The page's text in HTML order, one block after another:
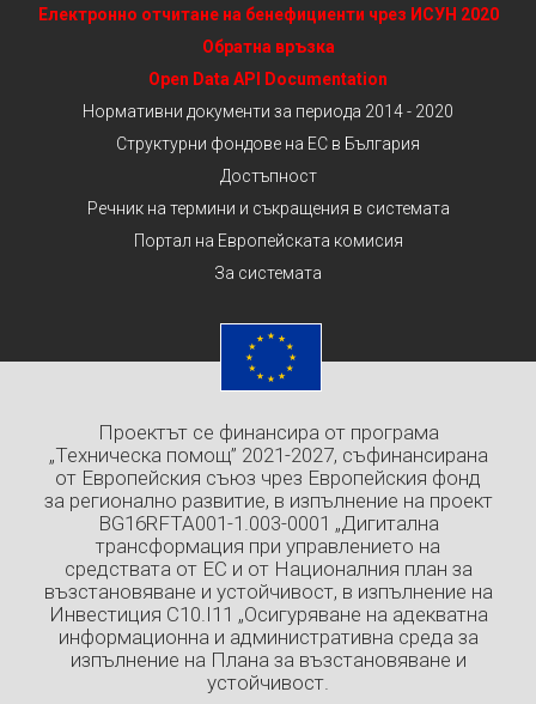
Електронно отчитане на бенефициенти чрез ИСУН 2020
Обратна връзка
Open Data API Documentation
Нормативни документи за периода 2014 - 2020
Структурни фондове на ЕС в България
Достъпност
Речник на термини и съкращения в системата
Портал на Европейската комисия
За системата
Проектът се финансира от програма
„Техническа помощ” 2021-2027, съфинансирана
от Европейския съюз чрез Европейския фонд
за регионално развитие, в изпълнение на проект
BG16RFTA001-1.003-0001 „Дигитална
трансформация при управлението на
средствата от ЕС и от Националния план за
възстановяване и устойчивост, в изпълнение на
Инвестиция C10.I11 „Осигуряване на адекватна
информационна и административна среда за
изпълнение на Плана за възстановяване и
устойчивост.